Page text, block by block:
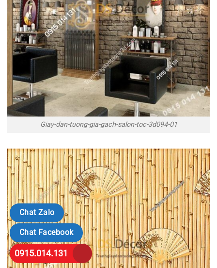
Giay-dan-tuong-gia-gach-salon-toc-3d094-01
Chat Zalo
Chat Facebook
0915.014.131